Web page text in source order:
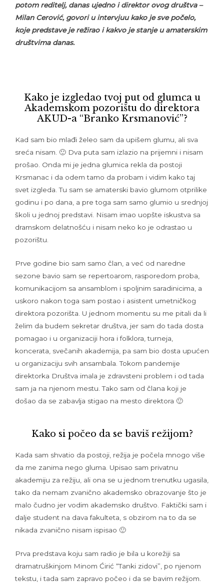
potom reditelj, danas ujedno i direktor ovog društva –
Milan Cerović, govori u intervjuu kako je sve počelo,
koje predstave je režirao i kakvo je stanje u amaterskim
društvima danas.
Kako je izgledao tvoj put od glumca u
Akademskom pozorištu do direktora
AKUD-a “Branko Krsmanović”?
Kad sam bio mlađi želeo sam da upišem glumu, ali sva
sreća nisam. 🙂 Dva puta sam izlazio na prijemni i nisam
prošao. Onda mi je jedna glumica rekla da postoji
Krsmanac i da odem tamo da probam i vidim kako taj
svet izgleda. Tu sam se amaterski bavio glumom otprilike
godinu i po dana, a pre toga sam samo glumio u srednjoj
školi u jednoj predstavi. Nisam imao uopšte iskustva sa
dramskom delatnošću i nisam neko ko je odrastao u
pozorištu.
Prve godine bio sam samo član, a već od naredne
sezone bavio sam se repertoarom, rasporedom proba,
komunikacijom sa ansamblom i spoljnim saradinicima, a
uskoro nakon toga sam postao i asistent umetničkog
direktora pozorišta. U jednom momentu su me pitali da li
želim da budem sekretar društva, jer sam do tada dosta
pomagao i u organizaciji hora i folklora, turneja,
koncerata, svečanih akademija, pa sam bio dosta upućen
u organizaciju svih ansambala. Tokom pandemije
direktorka Društva imala je zdravsteni problem i od tada
sam ja na njenom mestu. Tako sam od člana koji je
došao da se zabavlja stigao na mesto direktora 🙂
Kako si počeo da se baviš režijom?
Kada sam shvatio da postoji, režija je počela mnogo više
da me zanima nego gluma. Upisao sam privatnu
akademiju za režiju, ali ona se u jednom trenutku ugasila,
tako da nemam zvanično akademsko obrazovanje što je
malo čudno jer vodim akademsko društvo. Faktički sam i
dalje student na dava fakulteta, s obzirom na to da se
nikada zvanično nisam ispisao 🙂
Prva predstava koju sam radio je bila u korežiji sa
dramatruškinjom Minom Ćirić “Tanki zidovi”, po njenom
tekstu, i tada sam zapravo počeo i da se bavim režijom.